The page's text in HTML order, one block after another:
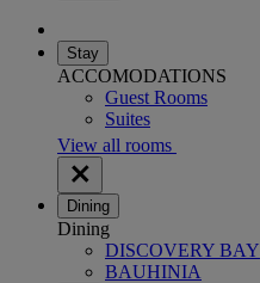
Stay
ACCOMODATIONS
Guest Rooms
Suites
View all rooms
Dining
Dining
DISCOVERY BAY
BAUHINIA